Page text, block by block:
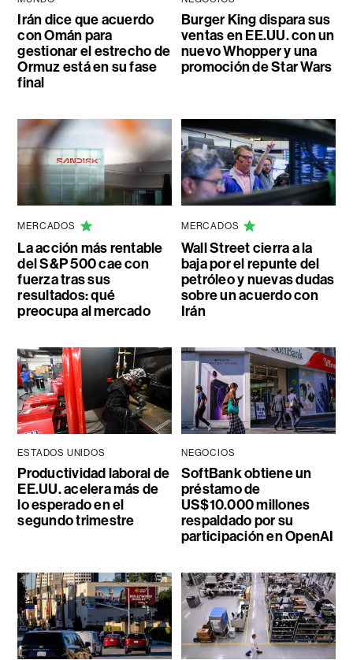
Irán dice que acuerdo
con Omán para
gestionar el estrecho de
Ormuz está en su fase
final
Burger King dispara sus
ventas en EE.UU. con un
nuevo Whopper y una
promoción de Star Wars
MERCADOS
La acción más rentable
del S&P 500 cae con
fuerza tras sus
resultados: qué
preocupa al mercado
MERCADOS
Wall Street cierra a la
baja por el repunte del
petróleo y nuevas dudas
sobre un acuerdo con
Irán
ESTADOS UNIDOS
Productividad laboral de
EE.UU. acelera más de
lo esperado en el
segundo trimestre
NEGOCIOS
SoftBank obtiene un
préstamo de
US$10.000 millones
respaldado por su
participación en OpenAI